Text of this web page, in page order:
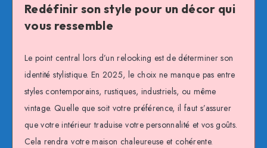
Redéfinir son style pour un décor qui
vous ressemble
Le point central lors d’un relooking est de déterminer son
identité stylistique. En 2025, le choix ne manque pas entre
styles contemporains, rustiques, industriels, ou même
vintage. Quelle que soit votre préférence, il faut s’assurer
que votre intérieur traduise votre personnalité et vos goûts.
Cela rendra votre maison chaleureuse et cohérente.